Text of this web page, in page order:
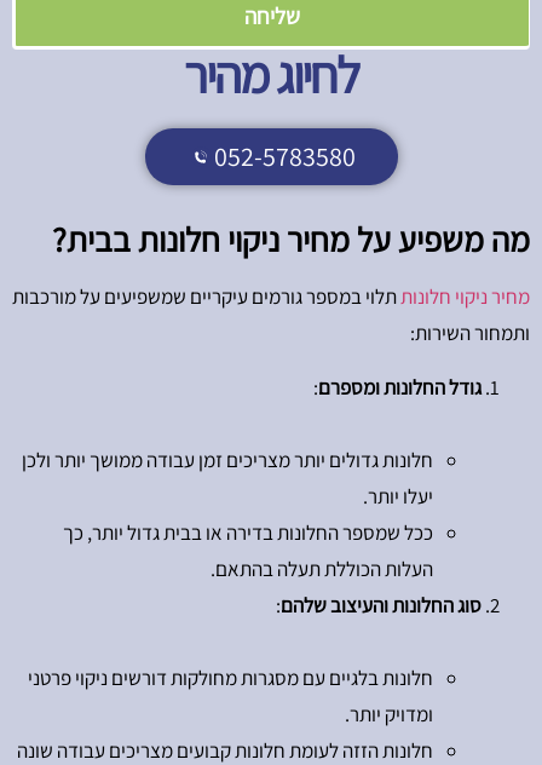
שליחה
לחיוג מהיר
052-5783580
מה משפיע על מחיר ניקוי חלונות בבית?
מחיר ניקוי חלונותתלוי במספר גורמים עיקריים שמשפיעים על מורכבות
ותמחור השירות:
גודל החלונות ומספרם:
חלונות גדולים יותר מצריכים זמן עבודה ממושך יותר ולכן
יעלו יותר.
ככל שמספר החלונות בדירה או בבית גדול יותר, כך
העלות הכוללת תעלה בהתאם.
סוג החלונות והעיצוב שלהם:
חלונות בלגיים עם מסגרות מחולקות דורשים ניקוי פרטני
ומדויק יותר.
חלונות הזזה לעומת חלונות קבועים מצריכים עבודה שונה